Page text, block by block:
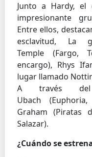
Junto a Hardy, el
impresionante
Entre ellos,
esclavitud, La
Temple (Fargo,
encargo), Rhys
lugar llamado
A través del
Ubach
Graham (Piratas
Salazar).
¿Cuándo se